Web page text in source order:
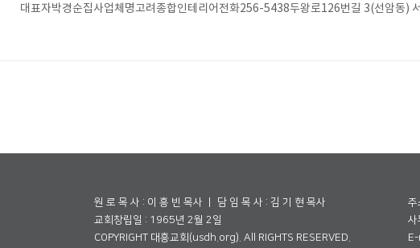
대표자박경순집사업체명고려종합인테리어전화256-5438두왕로126번길 3(선암동)
원 로 목 사 : 이 흥 빈 목사 ㅣ 담 임 목 사 : 김 기 현 목사
교회창립일 : 1965년 2월 2일
COPYRIGHT 대흥교회(usdh.org). All RIGHTS RESERVED.
주